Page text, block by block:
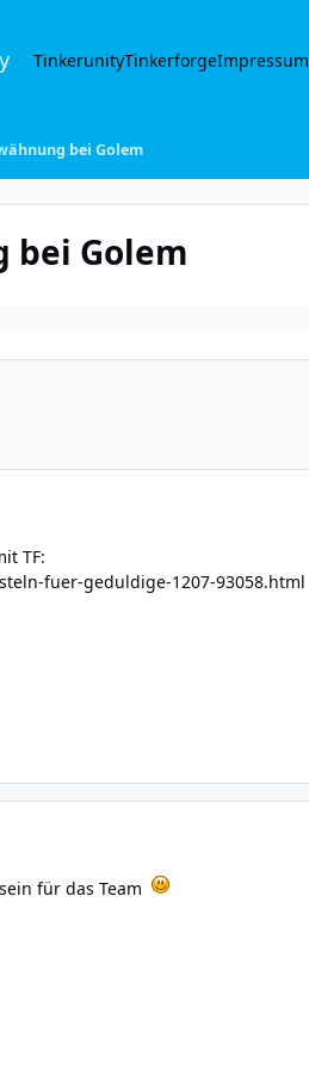
TinkerunityTinkerforgeImpressum
bei Golem
bei Golem
TF:
fuer-geduldige-1207-93058.html
für das Team